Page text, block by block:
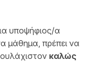
υποψήφιος/α
μάθημα, πρέπει να
καλώς